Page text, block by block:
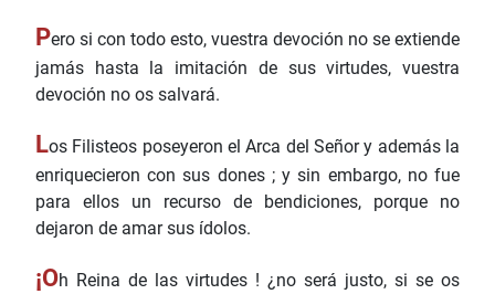
Pero si con todo esto, vuestra devoción no se extiende
jamás hasta la imitación de sus virtudes, vuestra
devoción no os salvará.
Los Filisteos poseyeron el Arca del Señor y además la
enriquecieron con sus dones ; y sin embargo, no fue
para ellos un recurso de bendiciones, porque no
dejaron de amar sus ídolos.
¡Oh Reina de las virtudes ! ¿no será justo, si se os